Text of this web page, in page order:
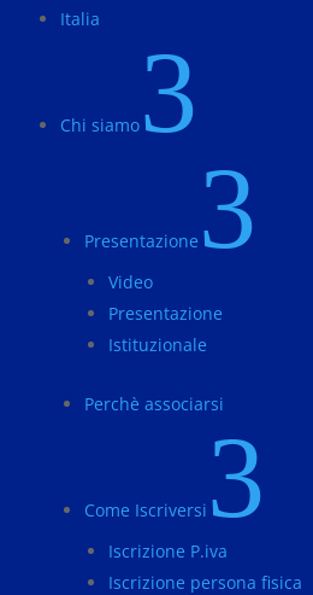
Italia
Chi siamo 3
Presentazione 3
Video
Presentazione
Istituzionale
Perchè associarsi
Come Iscriversi 3
Iscrizione P.iva
Iscrizione persona fisica